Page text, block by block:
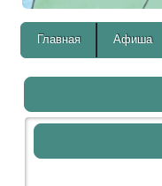
Главная Афиша